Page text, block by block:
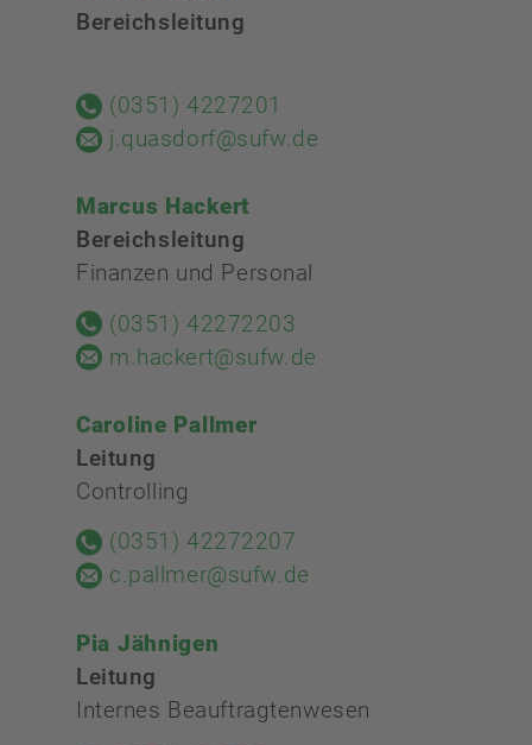
Bereichsleitung
(0351) 4227201
j.quasdorf@sufw.de
Marcus Hackert
Bereichsleitung
Finanzen und Personal
(0351) 42272203
m.hackert@sufw.de
Caroline Pallmer
Leitung
Controlling
(0351) 42272207
c.pallmer@sufw.de
Pia Jähnigen
Leitung
Internes Beauftragtenwesen